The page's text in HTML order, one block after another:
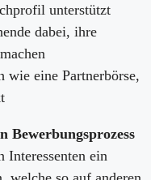
unterstützt
dabei, ihre
eine Partnerbörse,
Bewerbungsprozess
ein